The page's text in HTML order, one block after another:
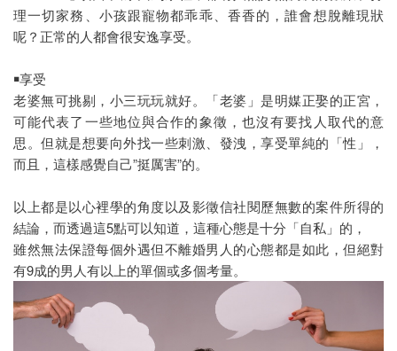
理一切家務、小孩跟寵物都乖乖、香香的，誰會想脫離現狀
呢？正常的人都會很安逸享受。
￭享受
老婆無可挑剔，小三玩玩就好。「老婆」是明媒正娶的正宮，
可能代表了一些地位與合作的象徵，也沒有要找人取代的意
思。但就是想要向外找一些刺激、發洩，享受單純的「性」，
而且，這樣感覺自己”挺厲害”的。
以上都是以心裡學的角度以及影徵信社閱歷無數的案件所得的
結論，而透過這5點可以知道，這種心態是十分「自私」的，
雖然無法保證每個外遇但不離婚男人的心態都是如此，但絕對
有9成的男人有以上的單個或多個考量。